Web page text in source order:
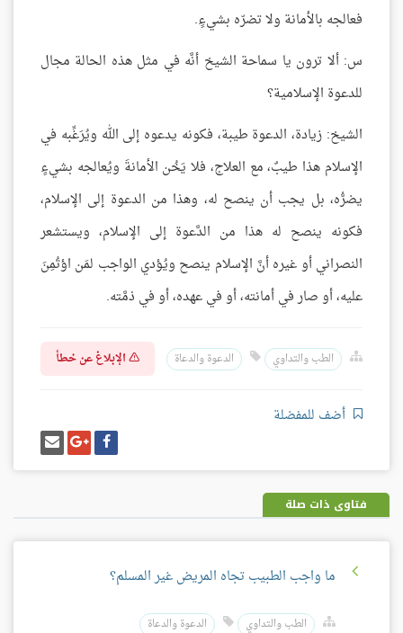
فعالجه بالأمانة ولا تضرّه بشيءٍ.
س: ألا ترون يا سماحة الشيخ أنَّه في مثل هذه الحالة مجال
للدعوة الإسلامية؟
الشيخ: زيادة، الدعوة طيبة، فكونه يدعوه إلى الله ويُرَغِّبه في
الإسلام هذا طيبٌ، مع العلاج، فلا يَخُن الأمانةَ ويُعالجه بشيءٍ
يضرُّه، بل يجب أن ينصح له، وهذا من الدعوة إلى الإسلام،
فكونه ينصح له هذا من الدَّعوة إلى الإسلام، ويستشعر
النصراني أو غيره أنَّ الإسلام ينصح ويُؤدي الواجب لمَن اؤتُمِنَ
عليه، أو صار في أمانته، أو في عهده، أو في ذمَّته.
الطب والتداوي الدعوة والدعاة الإبلاغ عن خطأ
أضف للمفضلة
شارك
على
فيسبوك
شارك
على
غوغل
بلس
إرسل
إيميل
فتاوى ذات صلة
ما واجب الطبيب تجاه المريض غير المسلم؟
الطب والتداوي الدعوة والدعاة